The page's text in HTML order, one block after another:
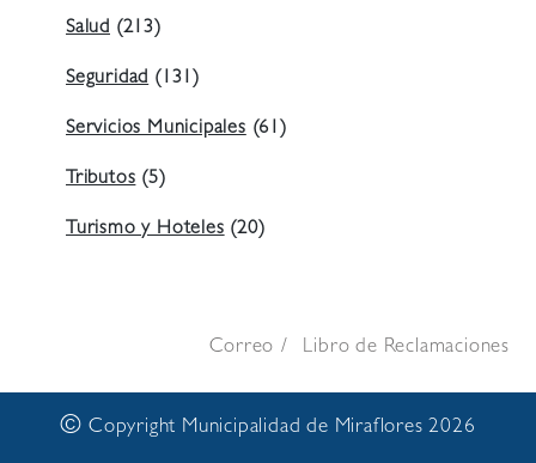
Salud (213)
Seguridad(131)
Servicios Municipales(61)
Tributos(5)
Turismo y Hoteles(20)
Correo Libro de Reclamaciones
© Copyright Municipalidad de Miraflores 2026